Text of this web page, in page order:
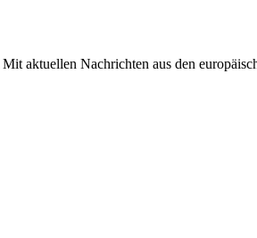
aktuellen Nachrichten aus den